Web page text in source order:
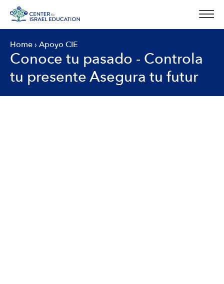
content
Home › Apoyo CIE
Conoce tu pasado - Controla
tu presente Asegura tu futur